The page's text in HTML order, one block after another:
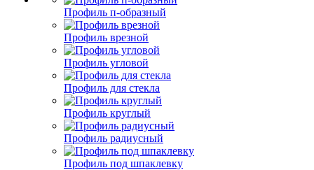
Профиль п-образный
Профиль врезной
Профиль угловой
Профиль для стекла
Профиль круглый
Профиль радиусный
Профиль под шпаклевку